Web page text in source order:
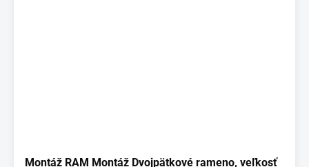
Montáž RAM Montáž Dvojpätkové rameno, veľkosť